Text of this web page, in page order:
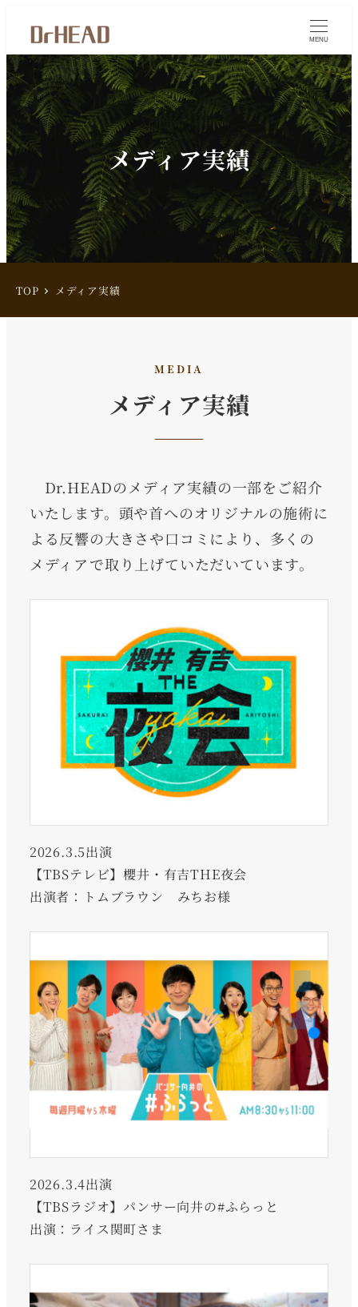
MENU
メディア実績
TOP メディア実績
MEDIA
メディア実績
Dr.HEADのメディア実績の一部をご紹介
いたします。頭や首へのオリジナルの施術に
よる反響の大きさや口コミにより、多くの
メディアで取り上げていただいています。
2026.3.5出演
【TBSテレビ】櫻井・有吉THE夜会
出演者：トムブラウン みちお様
2026.3.4出演
【TBSラジオ】パンサー向井の#ふらっと
出演：ライス関町さま